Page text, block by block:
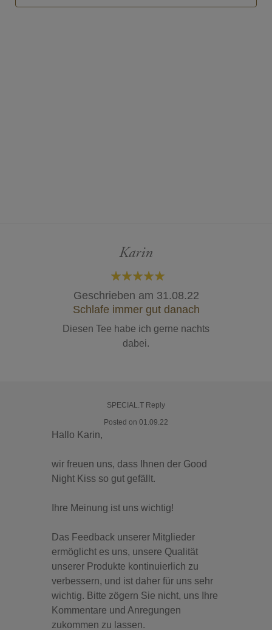
Karin
Geschrieben am 31.08.22
Schlafe immer gut danach
Diesen Tee habe ich gerne nachts
dabei.
SPECIAL.T Reply
Posted on 01.09.22
Hallo Karin,
wir freuen uns, dass Ihnen der Good
Night Kiss so gut gefällt.
Ihre Meinung ist uns wichtig!
Das Feedback unserer Mitglieder
ermöglicht es uns, unsere Qualität
unserer Produkte kontinuierlich zu
verbessern, und ist daher für uns sehr
wichtig. Bitte zögern Sie nicht, uns Ihre
Kommentare und Anregungen
zukommen zu lassen.